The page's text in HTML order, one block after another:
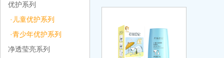
优护系列
·儿童优护系列
·青少年优护系列
净透莹亮系列